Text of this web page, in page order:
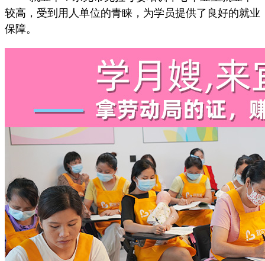
较高，受到用人单位的青睐，为学员提供了良好的就业
保障。